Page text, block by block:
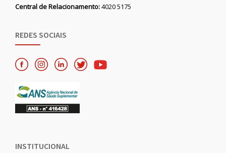
Central de Relacionamento:4020 5175
REDES SOCIAIS
INSTITUCIONAL